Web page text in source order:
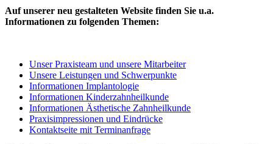
Auf unserer neu gestalteten Website finden Sie u.a.
Informationen zu folgenden Themen:
Unser Praxisteam und unsere Mitarbeiter
Unsere Leistungen und Schwerpunkte
Informationen Implantologie
Informationen Kinderzahnheilkunde
Informationen Ästhetische Zahnheilkunde
Praxisimpressionen und Eindrücke
Kontaktseite mit Terminanfrage